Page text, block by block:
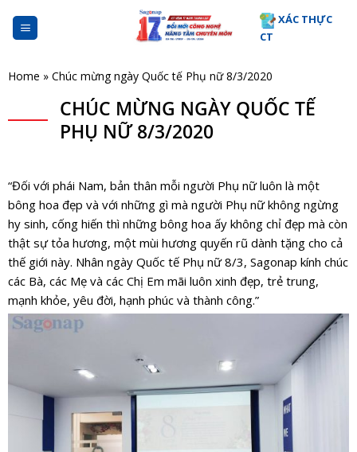
XÁC THỰC
CT
Home » Chúc mừng ngày Quốc tế Phụ nữ 8/3/2020
CHÚC MỪNG NGÀY QUỐC TẾ
PHỤ NỮ 8/3/2020
“Đối với phái Nam, bản thân mỗi người Phụ nữ luôn là một
bông hoa đẹp và với những gì mà người Phụ nữ không ngừng
hy sinh, cống hiến thì những bông hoa ấy không chỉ đẹp mà còn
thật sự tỏa hương, một mùi hương quyến rũ dành tặng cho cả
thế giới này. Nhân ngày Quốc tế Phụ nữ 8/3, Sagonap kính chúc
các Bà, các Mẹ và các Chị Em mãi luôn xinh đẹp, trẻ trung,
mạnh khỏe, yêu đời, hạnh phúc và thành công.”